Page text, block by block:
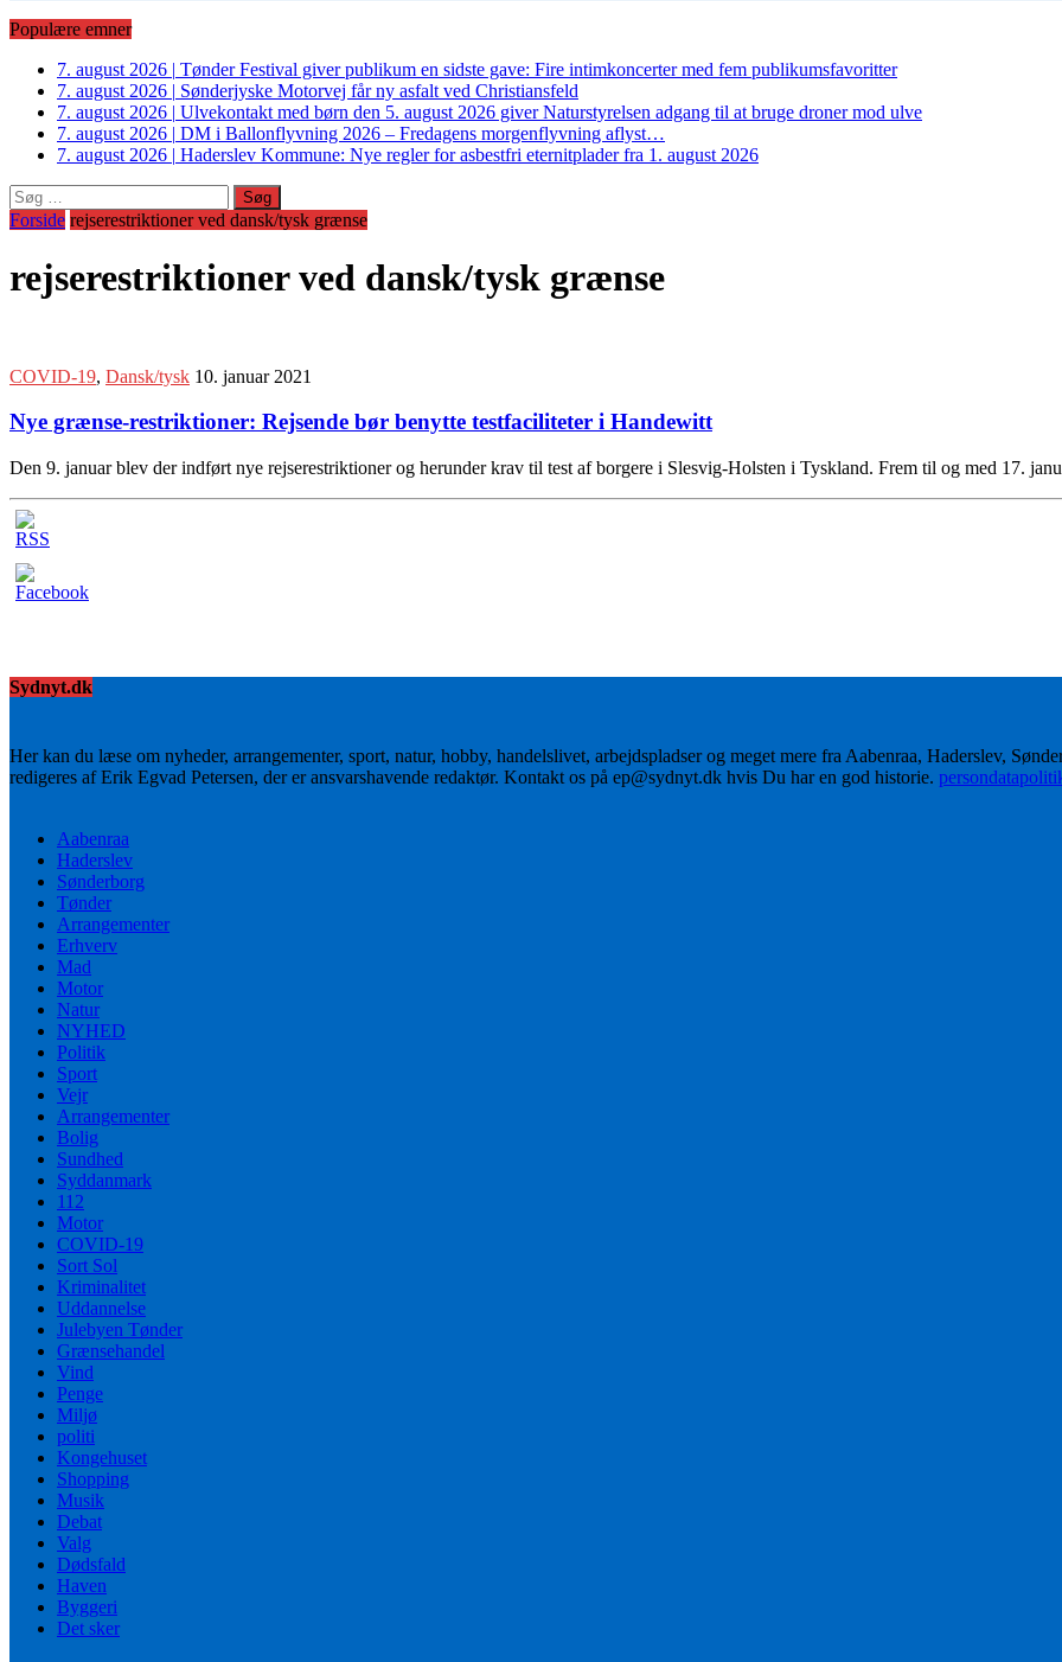
Populære emner
7. august 2026 | Tønder Festival giver publikum en sidste gave: Fire intimkoncerter med fem publikumsfavoritter
7. august 2026 | Sønderjyske Motorvej får ny asfalt ved Christiansfeld
7. august 2026 | Ulvekontakt med børn den 5. august 2026 giver Naturstyrelsen adgang til at bruge droner mod ulve
7. august 2026 | DM i Ballonflyvning 2026 – Fredagens morgenflyvning aflyst…
7. august 2026 | Haderslev Kommune: Nye regler for asbestfri eternitplader fra 1. august 2026
Søg
efter:
Forside rejserestriktioner ved dansk/tysk grænse
rejserestriktioner ved dansk/tysk grænse
COVID-19, Dansk/tysk 10. januar 2021
Nye grænse-restriktioner: Rejsende bør benytte testfaciliteter i Handewitt
Den 9. januar blev der indført nye rejserestriktioner og herunder krav til test af borgere i Slesvig-Holsten i Tyskland. Frem til og med 17.
Sydnyt.dk
Her kan du læse om nyheder, arrangementer, sport, natur, hobby, handelslivet, arbejdspladser og meget mere fra Aabenraa, Haderslev,
redigeres af Erik Egvad Petersen, der er ansvarshavende redaktør. Kontakt os på ep@sydnyt.dk hvis Du har en god historie.
Aabenraa
Haderslev
Sønderborg
Tønder
Arrangementer
Erhverv
Mad
Motor
Natur
NYHED
Politik
Sport
Vejr
Arrangementer
Bolig
Sundhed
Syddanmark
112
Motor
COVID-19
Sort Sol
Kriminalitet
Uddannelse
Julebyen Tønder
Grænsehandel
Vind
Penge
Miljø
politi
Kongehuset
Shopping
Musik
Debat
Valg
Dødsfald
Haven
Byggeri
Det sker